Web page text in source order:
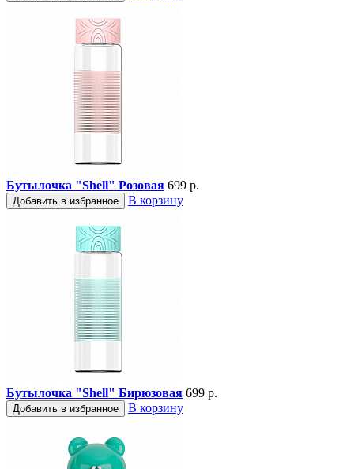
Бутылочка "Shell" Розовая 699 р.
Добавить в избранное В корзину
Бутылочка "Shell" Бирюзовая 699 р.
Добавить в избранное В корзину